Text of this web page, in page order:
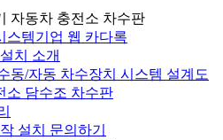
자동차 충전소 차수판
스템기업 웹 카다록
치 소개
동/자동 차수장치 시스템 설계도
소 담수조 차수판
설치 문의하기